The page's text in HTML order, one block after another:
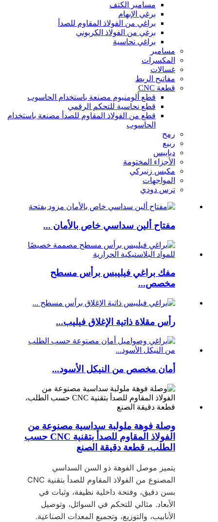
مسامير الكتف
برغي الإبهام
براغي من الفولاذ المقاوم للصدأ
برغي من الفولاذ الكربوني
براغي نحاسية
مسامير
المكسرات
غسالات
مفاتيح الربط
قطعة CNC
قطع ألومنيوم مصنعة باستخدام الحاسوب
قطع نحاسية للتحكم الرقمي
قطع من الفولاذ المقاوم للصدأ مصنعة باستخدام
الحاسوب
رمح
ربيع
دبابيس
الأجزاء المختومة
مكبس زنبركي
المواجهات
ترس دودي
مفتاح ألين سداسي خاص بالأمان ...
مفك براغي فيليبس برأس مسطح
مخصص...
رأس مقلاة ذاتية الإغلاق فيليب...
أمان مخصص من النيكل الأسود...
وصلة فوهة ملولبة سداسية مصنوعة من
الفولاذ المقاوم للصدأ بتقنية CNC حسب
الطلب، قطعة دقيقة الصنع
يتميز موصل الفوهة ذو السن السداسي
المصنوع من الفولاذ المقاوم للصدأ بتقنية CNC
بسن دقيق، وفتحة داخلية نظيفة، وثبات في
الأبعاد. مثالي للتحكم في السوائل، وتوصيل
الأنابيب، والتوزيع، وتجميع المعدات الصناعية.